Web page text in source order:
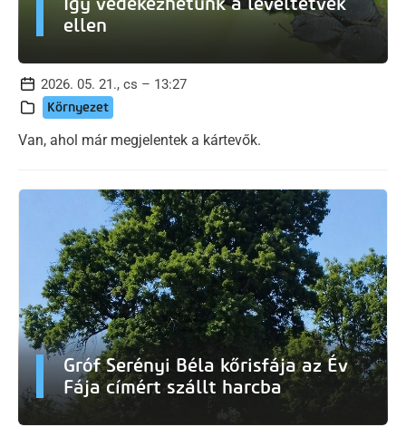
ellen
2026. 05. 21., cs – 13:27
Környezet
Van, ahol már megjelentek a kártevők.
Gróf Serényi Béla kőrisfája az Év
Fája címért szállt harcba